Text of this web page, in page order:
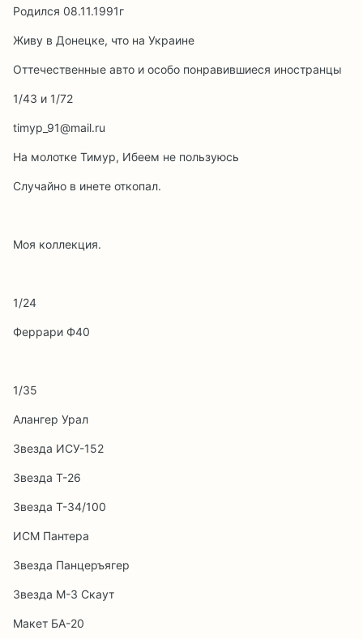
Родился 08.11.1991г
Живу в Донецке, что на Украине
Оттечественные авто и особо понравившиеся иностранцы
1/43 и 1/72
timyp_91@mail.ru
На молотке Тимур, Ибеем не пользуюсь
Случайно в инете откопал.
Моя коллекция.
1/24
Феррари Ф40
1/35
Алангер Урал
Звезда ИСУ-152
Звезда Т-26
Звезда Т-34/100
ИСМ Пантера
Звезда Панцеръягер
Звезда М-3 Скаут
Макет БА-20